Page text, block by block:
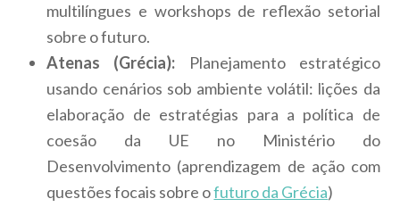
multilíngues e workshops de reflexão setorial
sobre o futuro.
Atenas (Grécia): Planejamento estratégico
usando cenários sob ambiente volátil: lições da
elaboração de estratégias para a política de
coesão da UE no Ministério do
Desenvolvimento (aprendizagem de ação com
questões focais sobre ofuturo da Grécia)